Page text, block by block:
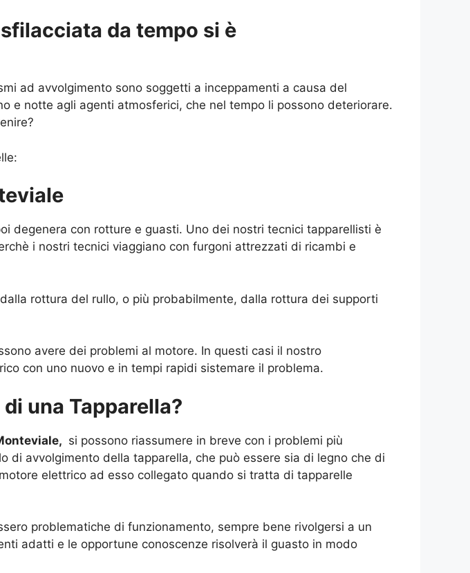
da tempo si è
ad avvolgimento sono soggetti a inceppamenti a causa del
e notte agli agenti atmosferici, che nel tempo li possono deteriorare.
degenera con rotture e guasti. Uno dei nostri tecnici tapparellisti è
i nostri tecnici viaggiano con furgoni attrezzati di ricambi e
rottura del rullo, o più probabilmente, dalla rottura dei supporti
avere dei problemi al motore. In questi casi il nostro
con uno nuovo e in tempi rapidi sistemare il problema.
una Tapparella?
si possono riassumere in breve con i problemi più
di avvolgimento della tapparella, che può essere sia di legno che di
elettrico ad esso collegato quando si tratta di tapparelle
problematiche di funzionamento, sempre bene rivolgersi a un
adatti e le opportune conoscenze risolverà il guasto in modo